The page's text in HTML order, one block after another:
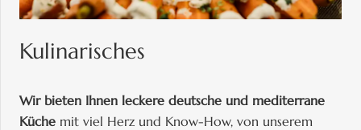
Kulinarisches
Wir bieten Ihnen leckere deutsche und mediterrane
Küche mit viel Herz und Know-How, von unserem